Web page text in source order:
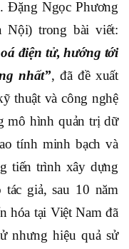
Đặng Ngọc Phương
Nội) trong bài viết:
điện tử, hướng tới
nhất”, đã đề xuất
thuật và công nghệ
mô hình quản trị dữ
tính minh bạch và
tiến trình xây dựng
giả, sau 10 năm
hóa tại Việt Nam đã
nhưng hiệu quả sử